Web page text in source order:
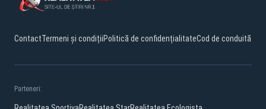
ContactTermeni și condițiiPolitică de confidențialitateCod de conduită
Parteneri: